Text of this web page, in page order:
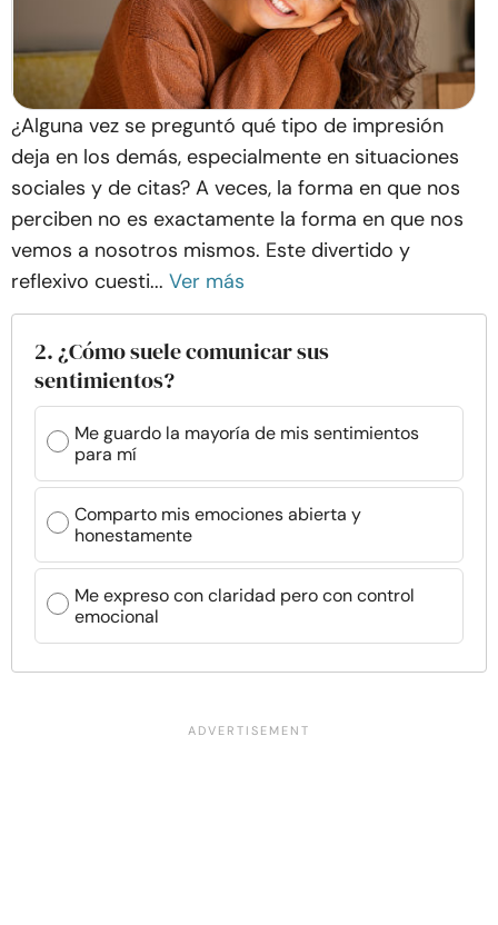
¿Alguna vez se preguntó qué tipo de impresión
deja en los demás, especialmente en situaciones
sociales y de citas? A veces, la forma en que nos
perciben no es exactamente la forma en que nos
vemos a nosotros mismos. Este divertido y
reflexivo cuesti... Ver más
2. ¿Cómo suele comunicar sus
sentimientos?
Me guardo la mayoría de mis sentimientos
para mí
Comparto mis emociones abierta y
honestamente
Me expreso con claridad pero con control
emocional